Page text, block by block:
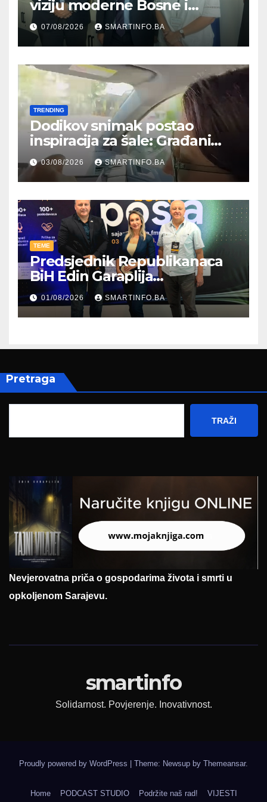
viziju moderne Bosne i
Hercegovine ambasadoru
Njemačke
07/08/2026 SMARTINFO.BA
TRENDING
Dodikov snimak postao
inspiracija za šale: Građani
kroz parodiju poslali poruku
03/08/2026 SMARTINFO.BA
TEME
Predsjednik Republikanaca
BiH Edin Garaplija
prisustvovao prezentaciji
Federalnog sajma
zapošljavanja
01/08/2026 SMARTINFO.BA
Pretraga
TRAŽI
Nevjerovatna priča o gospodarima života i smrti u
opkoljenom Sarajevu.
smartinfo
Solidarnost. Povjerenje. Inovativnost.
Proudly powered by WordPress | Theme: Newsup by Themeansar.
Home PODCAST STUDIO Podržite naš rad! VIJESTI